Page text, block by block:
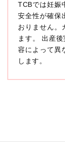
本プライバシ
存する個人に
氏名、生年月
できるもの又
令に準じます
収集した患者
の個人を識別
み合わせるこ
に扱うものと
①TCBグルー
TCBでは妊娠
安全性が確保
おりません。
ます。 出産
容によって異
します。